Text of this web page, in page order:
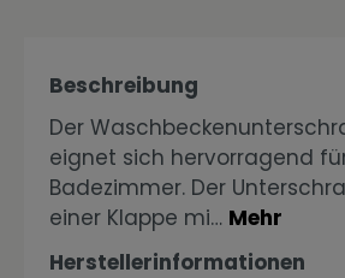
Beschreibung
Der
eignet sich hervorragend
Badezimmer. Der
einer Klappe mi… Mehr
Herstellerinformationen